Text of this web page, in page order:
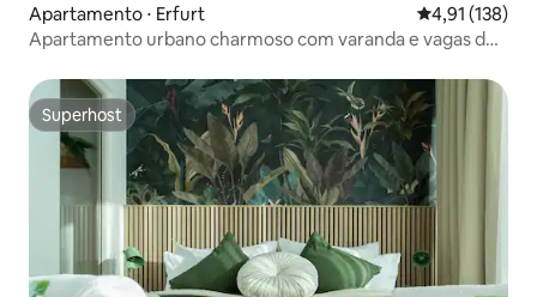
Apartamento ⋅ Erfurt 4,91 de uma
4,91 (138)
Apartamento urbano charmoso com varanda e vagas de
Superhost
Superhost